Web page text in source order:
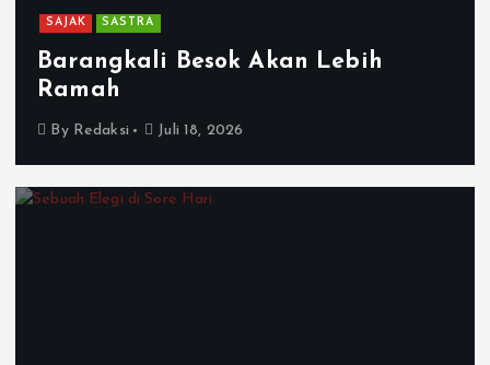
SAJAK SASTRA
Barangkali Besok Akan Lebih
Ramah
By Redaksi Juli 18, 2026